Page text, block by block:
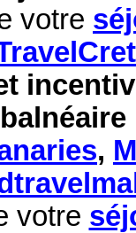
votre
,
votre